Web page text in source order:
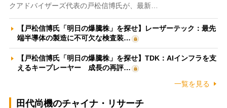
クアドバイザーズ代表の戸松信博氏が、最新…
【戸松信博氏「明日の爆騰株」を探せ】レーザーテック：最先
端半導体の製造に不可欠な検査装…
【戸松信博氏「明日の爆騰株」を探せ】TDK：AIインフラを支
えるキープレーヤー 成長の再評…
一覧を見る
田代尚機のチャイナ・リサーチ